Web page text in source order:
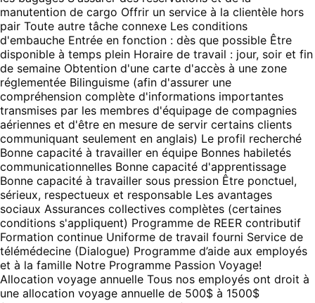
manutention de cargo Offrir un service à la clientèle hors
pair Toute autre tâche connexe Les conditions
d'embauche Entrée en fonction : dès que possible Être
disponible à temps plein Horaire de travail : jour, soir et fin
de semaine Obtention d'une carte d'accès à une zone
réglementée Bilinguisme (afin d'assurer une
compréhension complète d'informations importantes
transmises par les membres d'équipage de compagnies
aériennes et d'être en mesure de servir certains clients
communiquant seulement en anglais) Le profil recherché
Bonne capacité à travailler en équipe Bonnes habiletés
communicationnelles Bonne capacité d'apprentissage
Bonne capacité à travailler sous pression Être ponctuel,
sérieux, respectueux et responsable Les avantages
sociaux Assurances collectives complètes (certaines
conditions s'appliquent) Programme de REER contributif
Formation continue Uniforme de travail fourni Service de
télémédecine (Dialogue) Programme d’aide aux employés
et à la famille Notre Programme Passion Voyage!
Allocation voyage annuelle Tous nos employés ont droit à
une allocation voyage annuelle de 500$ à 1500$